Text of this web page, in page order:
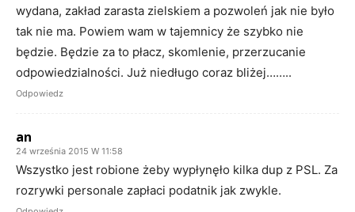
wydana, zakład zarasta zielskiem a pozwoleń jak nie było
tak nie ma. Powiem wam w tajemnicy że szybko nie
będzie. Będzie za to płacz, skomlenie, przerzucanie
odpowiedzialności. Już niedługo coraz bliżej……..
Odpowiedz
an
24 września 2015 W 11:58
Wszystko jest robione żeby wypłynęło kilka dup z PSL. Za
rozrywki personale zapłaci podatnik jak zwykle.